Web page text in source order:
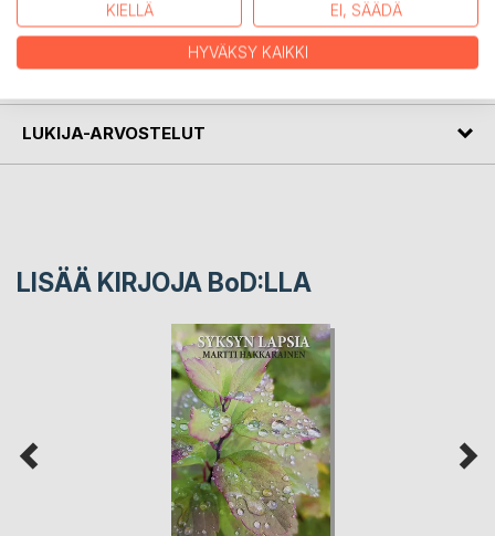
KIRJAILIJA
LEHDISTÖARVOSTELUT
LUKIJA-ARVOSTELUT
LISÄÄ KIRJOJA BoD:LLA
KIELLÄ EI, SÄÄDÄ
HYVÄKSY KAIKKI